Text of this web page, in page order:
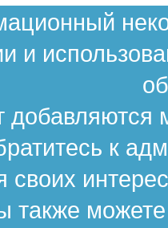
и
к
также